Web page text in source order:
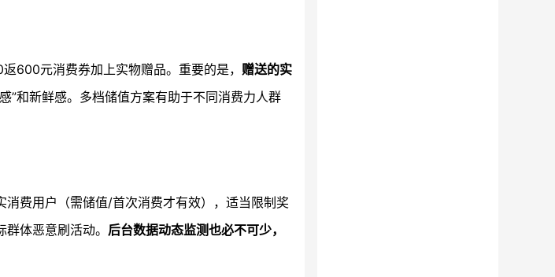
600元消费券加上实物赠品。重要的是， 赠送的实
”和新鲜感。多档储值方案有助于不同消费力人群
费用户（需储值/首次消费才有效），适当限制奖
体恶意刷活动。 后台数据动态监测也必不可少，